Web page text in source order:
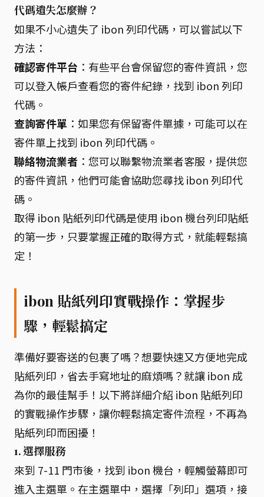
代碼遺失怎麼辦？
如果不小心遺失了 ibon 列印代碼，可以嘗試以下
方法：
確認寄件平台 ：有些平台會保留您的寄件資訊，您
可以登入帳戶查看您的寄件紀錄，找到 ibon 列印
代碼。
查詢寄件單 ：如果您有保留寄件單據，可能可以在
寄件單上找到 ibon 列印代碼。
聯絡物流業者 ：您可以聯繫物流業者客服，提供您
的寄件資訊，他們可能會協助您尋找 ibon 列印代
碼。
取得 ibon 貼紙列印代碼是使用 ibon 機台列印貼紙
的第一步，只要掌握正確的取得方式，就能輕鬆搞
定！
ibon 貼紙列印實戰操作：掌握步
驟，輕鬆搞定
準備好要寄送的包裹了嗎？想要快速又方便地完成
貼紙列印，省去手寫地址的麻煩嗎？就讓 ibon 成
為你的最佳幫手！以下將詳細介紹 ibon 貼紙列印
的實戰操作步驟，讓你輕鬆搞定寄件流程，不再為
貼紙列印而困擾！
1. 選擇服務
來到 7-11 門市後，找到 ibon 機台，輕觸螢幕即可
進入主選單。在主選單中，選擇「列印」選項，接